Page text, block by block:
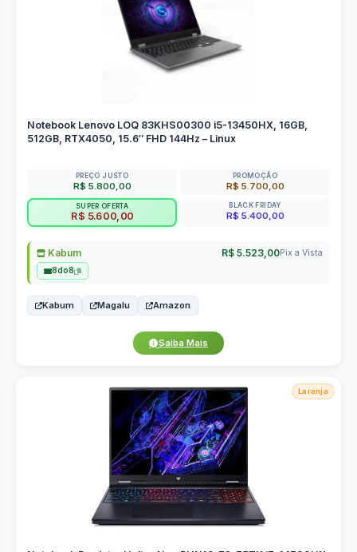
Notebook Lenovo LOQ 83KHS00300 i5-13450HX, 16GB,
512GB, RTX4050, 15.6″ FHD 144Hz – Linux
PREÇO JUSTO
R$ 5.800,00
PROMOÇÃO
R$ 5.700,00
SUPER OFERTA
R$ 5.600,00
BLACK FRIDAY
R$ 5.400,00
Kabum R$ 5.523,00Pix a Vista
8do8
Kabum Magalu Amazon
Saiba Mais
Laranja